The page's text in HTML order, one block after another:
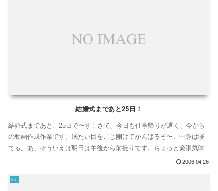
結婚式まであと25日！
結婚式まであと、25日で〜す！さて、今日も仕事帰りが遅く、今から
の動画作成作業です。眠たい目をこじ開けてかんばるぞ〜←中身は寝
てる。あ、そういえば明日は午後から前撮りです。ちょっと緊張気味
2006.04.26
life